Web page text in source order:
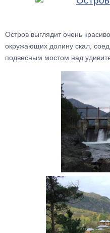
Остров выглядит очень
окружающих долину скал,
подвесным мостом над